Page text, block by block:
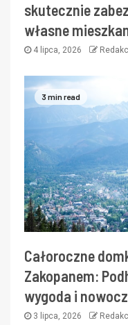
skutecznie
własne
4 lipca, 2026
3 min read
Całoroczne
Zakopanem:
wygoda i
3 lipca, 2026